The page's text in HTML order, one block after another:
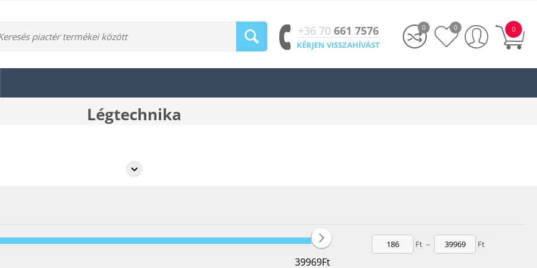
+36 70661 7576
KÉRJEN VISSZAHÍVÁST
0
0 0
Légtechnika
és légáramlás biztosítására. Az
minden helyiségben, biztosítva a megfelelő szellőzést és hőkomfortot.
a páratartalmat, és hozzájárulnak a levegő minőségének javításához, miközben energiatakarékos működést biztosítanak.
– biztosítják a rendszerek hosszú távú, megbízható működését és egyszerű karbantartását.
39969Ft
Ft – Ft